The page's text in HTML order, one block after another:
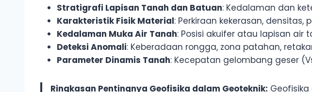
Stratigrafi Lapisan Tanah dan Batuan: Kedalaman dan
Karakteristik Fisik Material: Perkiraan kekerasan, densitas,
Kedalaman Muka Air Tanah: Posisi akuifer atau lapisan air
Deteksi Anomali: Keberadaan rongga, zona patahan,
Parameter Dinamis Tanah: Kecepatan gelombang geser
Ringkasan Pentingnya Geofisika dalam Geoteknik: